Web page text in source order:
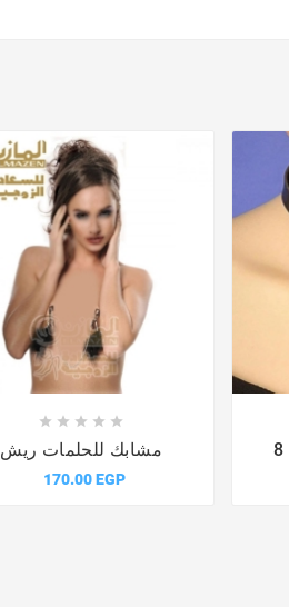
 
    
مشابك للحلمات ريش
170.00 EGP